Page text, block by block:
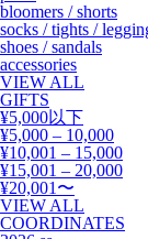
bloomers / shorts
socks / tights /
shoes / sandals
accessories
VIEW ALL
GIFTS
¥5,000以下
¥5,000 – 10,000
¥10,001 – 15,000
¥15,001 – 20,000
¥20,001〜
VIEW ALL
COORDINATES